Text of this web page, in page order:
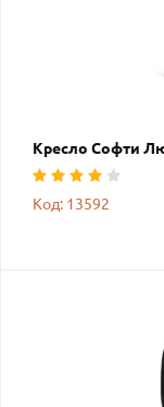
Кресло Софти
Код: 13592